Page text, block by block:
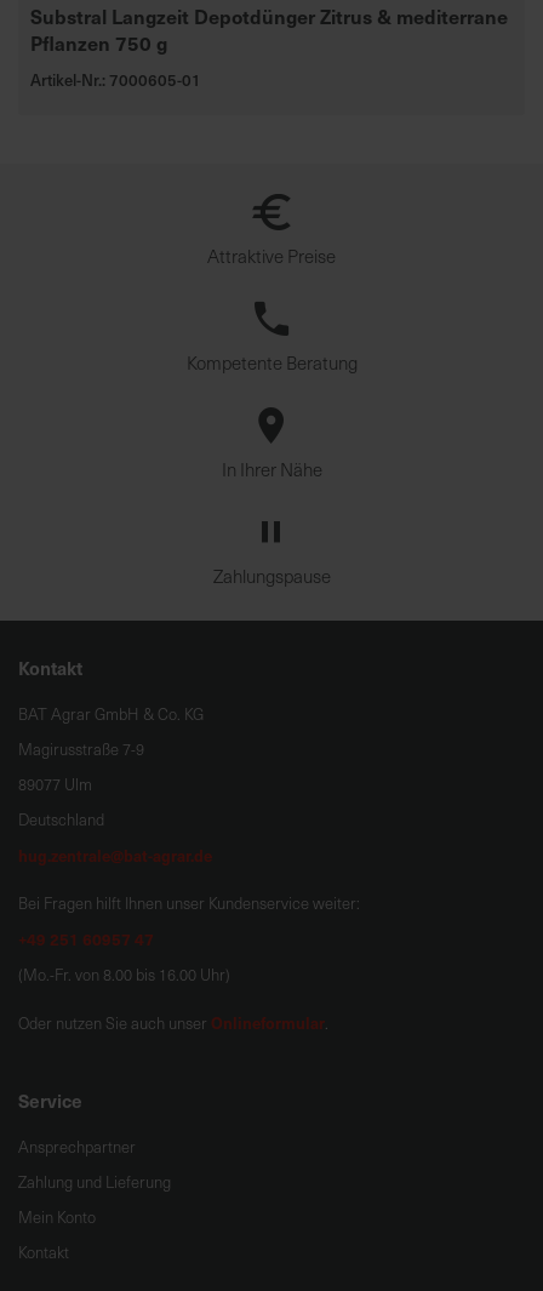
Substral Langzeit Depotdünger Zitrus & mediterrane
Pflanzen 750 g
Artikel-Nr.: 7000605-01
Attraktive Preise
Kompetente Beratung
In Ihrer Nähe
Zahlungspause
Kontakt
BAT Agrar GmbH & Co. KG
Magirusstraße 7-9
89077 Ulm
Deutschland
hug.zentrale@bat-agrar.de
Bei Fragen hilft Ihnen unser Kundenservice weiter:
+49 251 60957 47
(Mo.-Fr. von 8.00 bis 16.00 Uhr)
Oder nutzen Sie auch unser Onlineformular.
Service
Ansprechpartner
Zahlung und Lieferung
Mein Konto
Kontakt